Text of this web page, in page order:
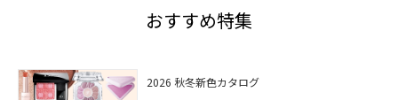
おすすめ特集
2026 秋冬新色カタログ